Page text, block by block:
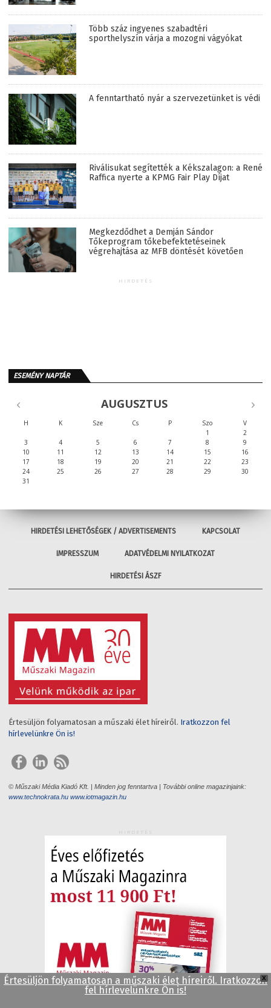
Több száz ingyenes szabadtéri
sporthelyszín várja a mozogni vágyókat
A fenntartható nyár a szervezetünket is védi
Riválisukat segítették a Kékszalagon: a René
Raffica nyerte a KPMG Fair Play Díjat
Megkezdődhet a Demján Sándor
Tőkeprogram tőkebefektetéseinek
végrehajtása az MFB döntését követően
HIRDETÉS
ESEMÉNY NAPTÁR
AUGUSZTUS
H K Sze Cs P Szo
V
1
2
3
4 5 6 7 8
9
10
11 12 13 14 15
16
17
18 19 20 21 22
23
24
25 26 27 28 29
30
31
HIRDETÉSI LEHETŐSÉGEK / ADVERTISEMENTS KAPCSOLAT
IMPRESSZUM ADATVÉDELMI NYILATKOZAT
HIRDETÉSI ÁSZF
Értesüljön folyamatosan a műszaki élet híreiről. Iratkozzon fel
hírlevelünkre Ön is!
© Műszaki Média Kiadó Kft. | Minden jog fenntartva | További online magazinjaink:
www.technokrata.hu www.iotmagazin.hu
HIRDETÉS
X
Értesüljön folyamatosan a műszaki élet híreiről. Iratkozzon
fel hírlevelünkre Ön is!